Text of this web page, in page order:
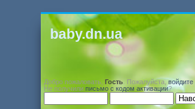
baby.dn.ua
Добро пожаловать,Гость . Пожалуйста,войдите
Не получилиписьмо с кодом активации?